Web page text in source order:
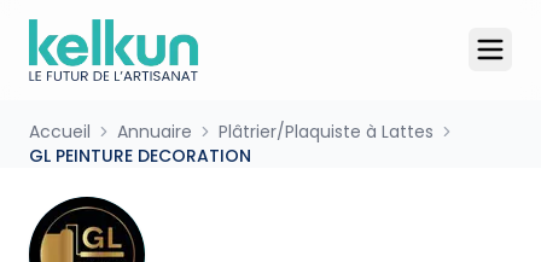
Accueil Annuaire
Plâtrier/Plaquiste à Lattes
GL PEINTURE DECORATION